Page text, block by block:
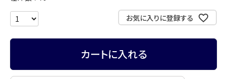
お気に入りに登録する
カートに入れる